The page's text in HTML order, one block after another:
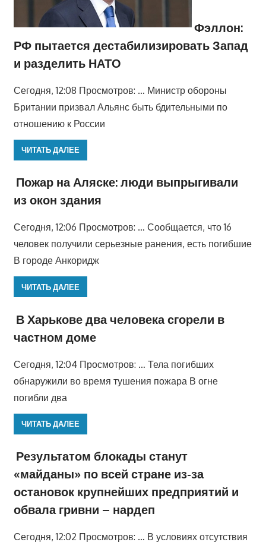
Фэллон:
РФ пытается дестабилизировать Запад
и разделить НАТО
Сегодня, 12:08 Просмотров: … Министр обороны
Британии призвал Альянс быть бдительными по
отношению к России
ЧИТАТЬ ДАЛЕЕ
Пожар на Аляске: люди выпрыгивали
из окон здания
Сегодня, 12:06 Просмотров: … Сообщается, что 16
человек получили серьезные ранения, есть погибшие
В городе Анкоридж
ЧИТАТЬ ДАЛЕЕ
В Харькове два человека сгорели в
частном доме
Сегодня, 12:04 Просмотров: … Тела погибших
обнаружили во время тушения пожара В огне
погибли два
ЧИТАТЬ ДАЛЕЕ
Результатом блокады станут
«майданы» по всей стране из-за
остановок крупнейших предприятий и
обвала гривни – нардеп
Сегодня, 12:02 Просмотров: … В условиях отсутствия